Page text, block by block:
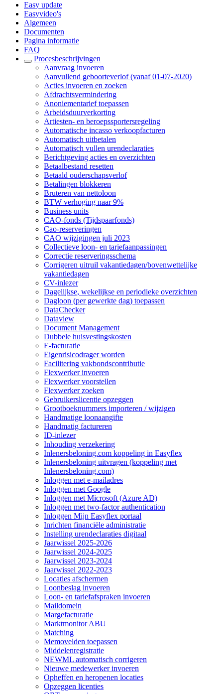
Easy update
Easyvideo's
Algemeen
Documenten
Pagina informatie
FAQ
Procesbeschrijvingen
Aanvraag invoeren
Aanvullend geboorteverlof (vanaf 01-07-2020)
Acties invoeren en zoeken
Afdrachtsvermindering
Anoniementarief toepassen
Arbeidsduurverkorting
Artiesten- en beroepssportersregeling
Automatische incasso verkoopfacturen
Automatisch uitbetalen
Automatisch vullen urendeclaraties
Berichtgeving acties en overzichten
Betaalbestand resetten
Betaald ouderschapsverlof
Betalingen blokkeren
Bruteren van nettoloon
BTW verhoging naar 9%
Business units
CAO-fonds (Tijdspaarfonds)
Cao-reserveringen
CAO wijzigingen juli 2023
Collectieve loon- en tariefaanpassingen
Correctie reserveringsschema
Corrigeren uitruil vakantiedagen/bovenwettelijke
vakantiedagen
CV-inlezer
Dagelijkse, wekelijkse en periodieke overzichten
Dagloon (per gewerkte dag) toepassen
DataChecker
Dataview
Document Management
Dubbele huisvestingskosten
E-facturatie
Eigenrisicodrager worden
Facilitering vakbondscontributie
Flexwerker invoeren
Flexwerker voorstellen
Flexwerker zoeken
Gebruikerslicentie opzeggen
Grootboeknummers importeren / wijzigen
Handmatige loonaangifte
Handmatig factureren
ID-inlezer
Inhouding verzekering
Inlenersbeloning.com koppeling in Easyflex
Inlenersbeloning uitvragen (koppeling met
Inlenersbeloning.com)
Inloggen met e-mailadres
Inloggen met Google
Inloggen met Microsoft (Azure AD)
Inloggen met two-factor authentication
Inloggen Mijn Easyflex portaal
Inrichten financiële administratie
Instelling urendeclaraties digitaal
Jaarwissel 2025-2026
Jaarwissel 2024-2025
Jaarwissel 2023-2024
Jaarwissel 2022-2023
Locaties afschermen
Loonbeslag invoeren
Loon- en tariefafspraken invoeren
Maildomein
Margefacturatie
Marktmonitor ABU
Matching
Memovelden toepassen
Middelenregistratie
NEWML automatisch corrigeren
Nieuwe medewerker invoeren
Opheffen en heropenen locaties
Opzeggen licenties